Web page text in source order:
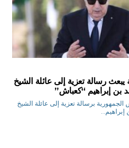
رسالة تعزية إلى عائلة الشيخ
بن إبراهيم “كعباش”
الجمهورية برسالة تعزية إلى عائلة الشيخ